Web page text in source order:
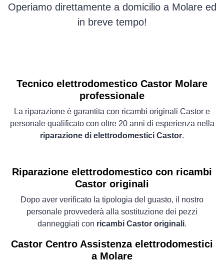
Operiamo direttamente a domicilio a Molare ed
in breve tempo!
Tecnico elettrodomestico Castor Molare
professionale
La riparazione è garantita con ricambi originali Castor e
personale qualificato con oltre 20 anni di esperienza nella
riparazione di elettrodomestici Castor.
Riparazione elettrodomestico con ricambi
Castor originali
Dopo aver verificato la tipologia del guasto, il nostro
personale provvederà alla sostituzione dei pezzi
danneggiati con ricambi Castor originali.
Castor Centro Assistenza elettrodomestici
a Molare